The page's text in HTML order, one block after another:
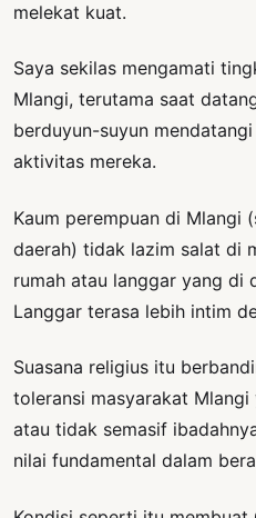
melekat kuat.
Saya sekilas mengamati
Mlangi, terutama saat
berduyun-suyun
aktivitas mereka.
Kaum perempuan di Mlangi
daerah) tidak lazim salat di
rumah atau langgar yang di
Langgar terasa lebih intim
Suasana religius itu
toleransi masyarakat
atau tidak semasif
nilai fundamental dalam